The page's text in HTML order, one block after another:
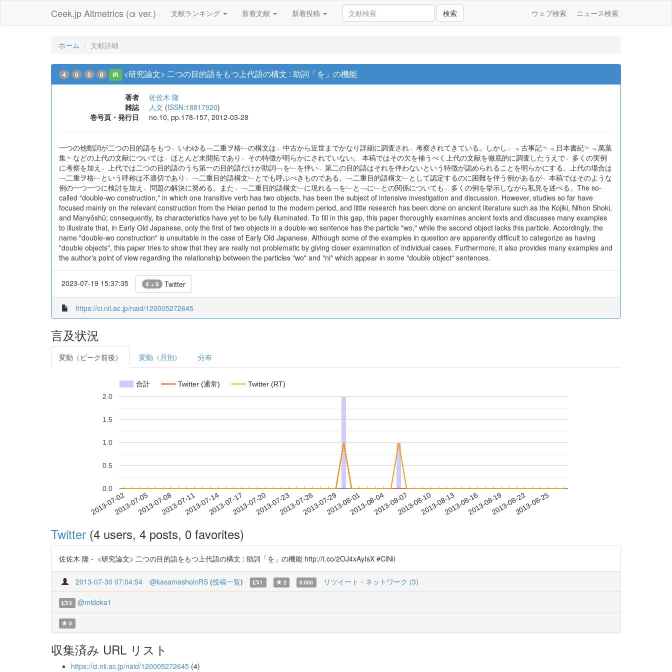
Ceek.jp Altmetrics (α ver.) 文献ランキング 新着文献 新着投稿 検索 ウェブ検索 ニュース検索
ホーム 文献詳細
4 0 0 0 IR <研究論文> 二つの目的語をもつ上代語の構文 : 助詞「を」の機能
著者
佐佐木 隆
雑誌
人文 (ISSN:18817920)
巻号頁・発行日
no.10, pp.178-157, 2012-03-28
一つの他動詞が二つの目的語をもつ﹆いわゆる﹁二重ヲ格﹂の構文は﹆中古から近世までかなり詳細に調査され﹆考察されてきている。しかし﹆﹃古事記﹄﹃日本書紀﹄﹃萬葉
集﹄などの上代の文献については﹆ほとんど未開拓であり﹆その特徴が明らかにされていない。 本稿ではその欠を補うべく上代の文献を徹底的に調査したうえで﹆多くの実例
に考察を加え﹆上代では二つの目的語のうち第一の目的語だけが助詞﹁を﹂を伴い﹆第二の目的語はそれを伴わないという特徴が認められることを明らかにする。上代の場合は
﹁二重ヲ格﹂という呼称は不適切であり﹆﹁二重目的語構文﹂とでも呼ぶべきものである。﹁二重目的語構文﹂として認定するのに困難を伴う例があるが﹆本稿ではそのような
例の一つ一つに検討を加え﹆問題の解決に努める。また﹆﹁二重目的語構文﹂に現れる﹁を﹂と﹁に﹂との関係についても﹆多くの例を挙示しながら私見を述べる。The so-
called "double-wo construction," in which one transitive verb has two objects, has been the subject of intensive investigation and discussion. However, studies so far have
focused mainly on the relevant construction from the Heian period to the modern period, and little research has been done on ancient literature such as the Kojiki, Nihon Shoki,
and Manyōshū; consequently, its characteristics have yet to be fully illuminated. To fill in this gap, this paper thoroughly examines ancient texts and discusses many examples
to illustrate that, in Early Old Japanese, only the first of two objects in a double-wo sentence has the particle "wo," while the second object lacks this particle. Accordingly, the
name "double-wo construction" is unsuitable in the case of Early Old Japanese. Although some of the examples in question are apparently difficult to categorize as having
"double objects", this paper tries to show that they are really not problematic by giving closer examination of individual cases. Furthermore, it also provides many examples and
the author's point of view regarding the relationship between the particles "wo" and "ni" which appear in some "double object" sentences.
2023-07-19 15:37:35 4 + 0 Twitter
https://ci.nii.ac.jp/naid/120005272645
言及状況
変動（ピーク前後） 変動（月別） 分布
合計 Twitter (通常) Twitter (RT)
2013-07-022013-07-052013-07-082013-07-112013-07-142013-07-172013-07-202013-07-232013-07-262013-07-292013-08-012013-08-042013-08-072013-08-102013-08-132013-08-162013-08-192013-08-222013-08-25
0.0
0.5
1.0
1.5
2.0
Twitter (4 users, 4 posts, 0 favorites)
佐佐木 隆 - <研究論文> 二つの目的語をもつ上代語の構文 : 助詞「を」の機能 http://t.co/2OJ4xAyIsX #CiNii
2013-07-30 07:04:54 @kasamashoinRS (投稿一覧) 1 2 0.000 リツイート・ネットワーク (3)
3 @midoka1
0
収集済み URL リスト
https://ci.nii.ac.jp/naid/120005272645 (4)